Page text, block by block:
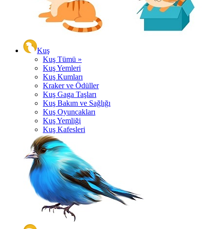
Kuş
Kuş Tümü »
Kuş Yemleri
Kuş Kumları
Kraker ve Ödüller
Kuş Gaga Taşları
Kuş Bakım ve Sağlığı
Kuş Oyuncakları
Kuş Yemliği
Kuş Kafesleri